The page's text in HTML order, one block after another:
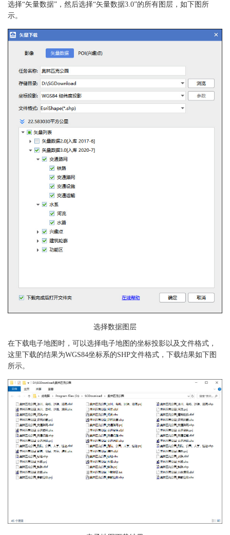
选择“矢量数据”，然后选择“矢量数据3.0”的所有图层，如下图所
示。
选择数据图层
在下载电子地图时，可以选择电子地图的坐标投影以及文件格式，
这里下载的结果为WGS84坐标系的SHP文件格式，下载结果如下图
所示。